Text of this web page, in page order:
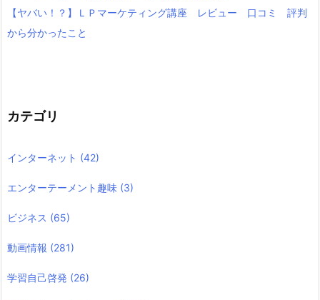
【ヤバい！？】ＬＰマーケティング講座 レビュー 口コミ 評判
から分かったこと
カテゴリ
インターネット (42)
エンターテーメント趣味 (3)
ビジネス (65)
動画情報 (281)
学習自己啓発 (26)